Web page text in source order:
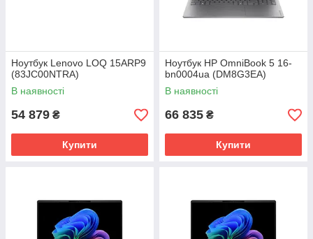
Ноутбук Lenovo LOQ 15ARP9
(83JC00NTRA)
В наявності
54 879 ₴
Купити
Ноутбук HP OmniBook 5 16-
bn0004ua (DM8G3EA)
В наявності
66 835 ₴
Купити